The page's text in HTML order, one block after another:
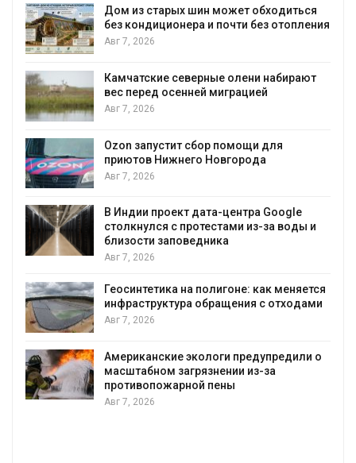
и
о
Названы ведущие экологические НКО
России по итогам 2025 года
Авг 7, 2026
Тайфун, засуха и пожары: сразу
несколько регионов столкнулись с
экстремальными природными
Авг 7, 2026
Солнечные панели над каналами
позволяют одновременно
воду
Авг 7, 2026
Дождевая вода с крыш может
Авг 7, 2026
Минприроды потребовало ускорить
уборку контейнерных площадок
Авг 7, 2026
Панамский канал вновь ограничивает